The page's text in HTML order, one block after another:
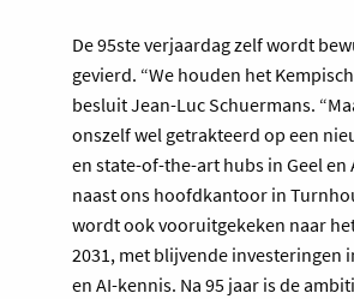
De 95ste verjaardag zelf wordt
gevierd. “We houden het
besluit Jean-Luc Schuermans.
onszelf wel getrakteerd op een
en state-of-the-art hubs in Geel en
naast ons hoofdkantoor in
wordt ook vooruitgekeken naar
2031, met blijvende investeringen
en AI-kennis. Na 95 jaar is de